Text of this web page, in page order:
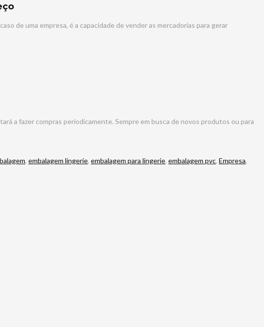
de uma empresa, é a capacidade de vender as mercadorias para gerar
a fazer compras periodicamente. Sempre em busca de novos produtos ou para
, embalagem lingerie, embalagem para lingerie, embalagem pvc, Empresa,